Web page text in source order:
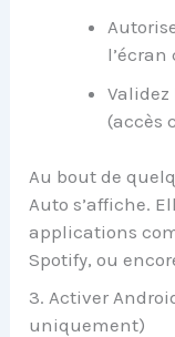
l’écran
(accès
Au bout de
Auto s’affiche.
applications
Spotify, ou
3. Activer
uniquement)